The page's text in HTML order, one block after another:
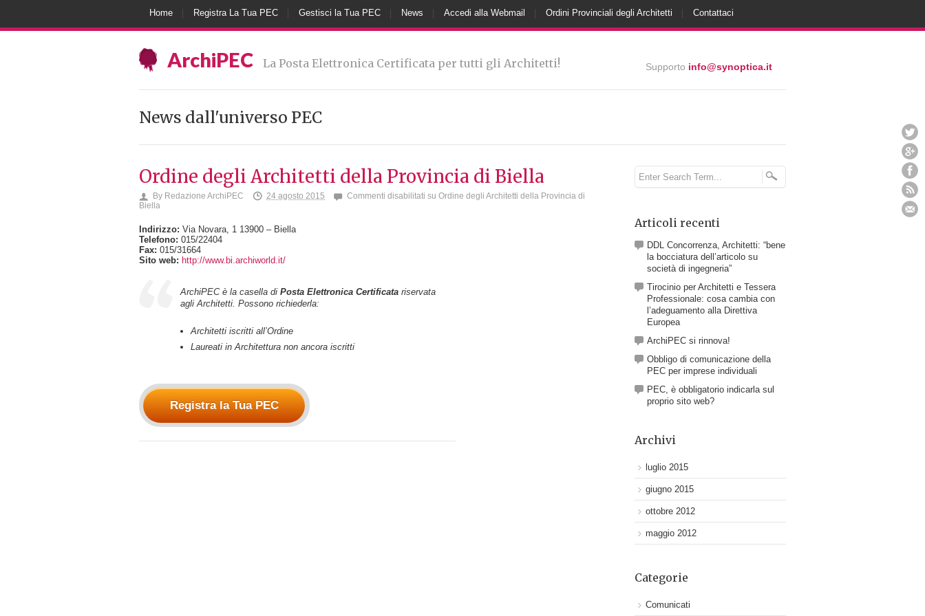
Home Registra La Tua PEC Gestisci la Tua PEC News Accedi alla Webmail Ordini Provinciali degli Architetti Contattaci
ArchiPEC La Posta Elettronica Certificata per tutti gli Architetti! Supporto info@synoptica.it
News dall'universo PEC
Ordine degli Architetti della Provincia di Biella
By Redazione ArchiPEC 24 agosto 2015 Commenti disabilitati su Ordine degli Architetti della Provincia di
Biella
Indirizzo: Via Novara, 1 13900 – Biella
Telefono: 015/22404
Fax: 015/31664
Sito web: http://www.bi.archiworld.it/
ArchiPEC è la casella di Posta Elettronica Certificata riservata
agli Architetti. Possono richiederla:
Architetti iscritti all’Ordine
Laureati in Architettura non ancora iscritti
Registra la Tua PEC
Articoli recenti
DDL Concorrenza, Architetti: “bene
la bocciatura dell’articolo su
società di ingegneria”
Tirocinio per Architetti e Tessera
Professionale: cosa cambia con
l’adeguamento alla Direttiva
Europea
ArchiPEC si rinnova!
Obbligo di comunicazione della
PEC per imprese individuali
PEC, è obbligatorio indicarla sul
proprio sito web?
Archivi
luglio 2015
giugno 2015
ottobre 2012
maggio 2012
Categorie
Comunicati